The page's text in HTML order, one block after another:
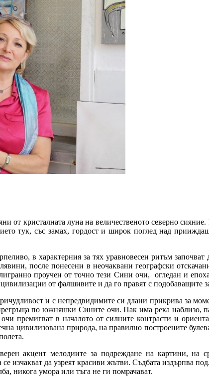
от кристалната луна на величественото северно
тук, със замах, гордост и широк поглед над
в характерния за тях уравновесен ритъм започват
после понесени в неочаквани географски
проучен от точно тези Сини очи, огледан и
от фалшивите и да го правят с подобаващите
и с непредвидимите си длани прикрива за
по южняшки Сините очи. Пак има река наблизо,
премигват в началото от силните контрасти и
цивилизована природа, на правилно построените
акцент мелодиите за подреждане на картини,
изчакват да узреят красиви жътви. Съдбата издърпва
никога умора или тъга не ги помрачават.